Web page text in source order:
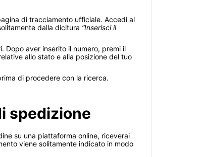
di tracciamento ufficiale. Accedi al
dalla dicitura “Inserisci il
Dopo aver inserito il numero, premi il
allo stato e alla posizione del tuo
di procedere con la ricerca.
spedizione
su una piattaforma online, riceverai
viene solitamente indicato in modo